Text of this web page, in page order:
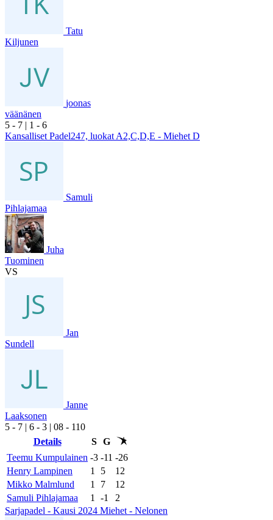
Tatu
Kiljunen
joonas
väänänen
5 - 7 | 1 - 6
Kansalliset Padel247, luokat A2,C,D,E - Miehet D
Samuli
Pihlajamaa
Juha
Tuominen
VS
Jan
Sundell
Janne
Laaksonen
5 - 7 | 6 - 3 | 08 - 110
Details
S G
Teemu Kumpulainen -3 -11 -26
Henry Lampinen
1 5
12
Mikko Malmlund
1 7
12
Samuli Pihlajamaa
1 -1
2
Sarjapadel - Kausi 2024 Miehet - Nelonen